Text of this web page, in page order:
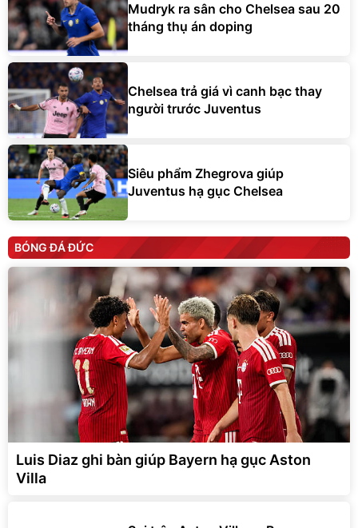
Mudryk ra sân cho Chelsea sau 20
tháng thụ án doping
Chelsea trả giá vì canh bạc thay
người trước Juventus
Siêu phẩm Zhegrova giúp
Juventus hạ gục Chelsea
BÓNG ĐÁ ĐỨC
Luis Diaz ghi bàn giúp Bayern hạ gục Aston
Villa